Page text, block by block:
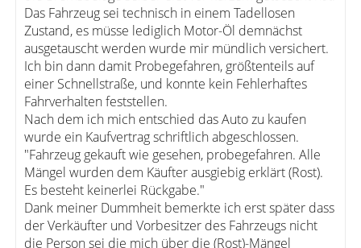
Das Fahrzeug sei technisch in einem Tadellosen
Zustand, es müsse lediglich Motor-Öl demnächst
ausgetauscht werden wurde mir mündlich versichert.
Ich bin dann damit Probegefahren, größtenteils auf
einer Schnellstraße, und konnte kein Fehlerhaftes
Fahrverhalten feststellen.
Nach dem ich mich entschied das Auto zu kaufen
wurde ein Kaufvertrag schriftlich abgeschlossen.
"Fahrzeug gekauft wie gesehen, probegefahren. Alle
Mängel wurden dem Käufter ausgiebig erklärt (Rost).
Es besteht keinerlei Rückgabe."
Dank meiner Dummheit bemerkte ich erst später dass
der Verkäufter und Vorbesitzer des Fahrzeugs nicht
die Person sei die mich über die (Rost)-Mängel